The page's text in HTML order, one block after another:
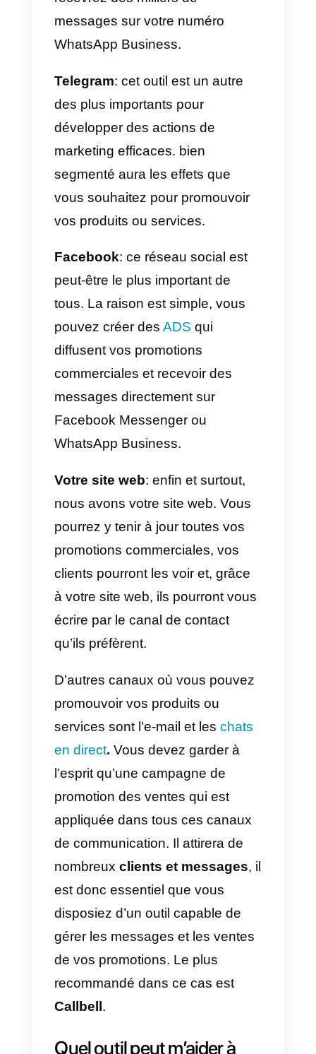
ou physiques. Il s’agit des
obtenir 2 ou acheter 2, obtenir
3 ». En général, les produits
bénéficiant de ces promotions
sont vendus un peu plus cher.
8) Achetez un produit ou un
service et recevez quelque
chose en plus.
Ce type de promotion n’est pas
aussi conventionnel, mais il est
dates spéciales. Le produit
supplémentaire s’ajoute
généralement à celui que vous
avez acheté.
Où puis-je appliquer mes
promotions des ventes?
Savoir où appliquer vos
promotions des ventes est
extrêmement important pour
stratégie de vente. C’est
principalement parce que cela
dépend de l’endroit où vous
publiez vos promotions. Vous